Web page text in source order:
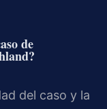
de
del caso y la